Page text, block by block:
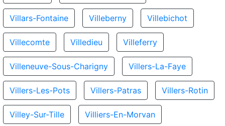
Villars-Fontaine Villeberny Villebichot
Villecomte Villedieu Villeferry
Villeneuve-Sous-Charigny Villers-La-Faye
Villers-Les-Pots Villers-Patras Villers-Rotin
Villey-Sur-Tille Villiers-En-Morvan